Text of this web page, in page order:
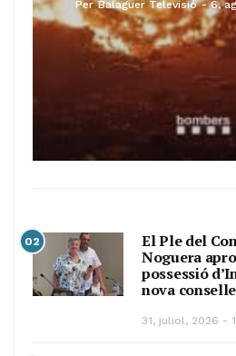
Per Balaguer Televisió 6,
02
El Ple del
Noguera
possessió
nova
31, juliol, 2026 -